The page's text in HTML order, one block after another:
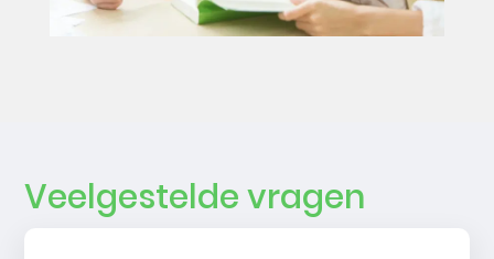
Veelgestelde vragen